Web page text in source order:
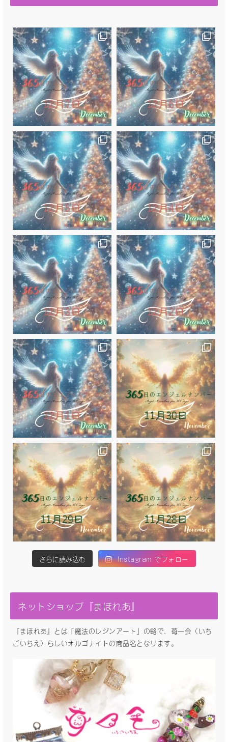
さらに読み込む Instagram でフォロー
ネットショップ『まほれあ』
『まほれあ』とは「魔法のレジンアート」の略で、苺一会（いち
ごいちえ）らしいオルゴナイトの商品名となります。